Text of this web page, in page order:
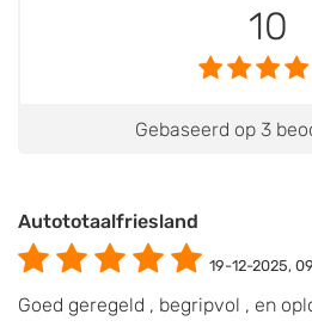
10
Gebaseerd op 3
Autototaalfriesland
19-12-2025,
Goed geregeld , begripvol , en